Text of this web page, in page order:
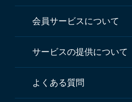
会員サービスについて
サービスの提供について
よくある質問